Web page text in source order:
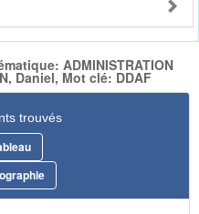
ADMINISTRATION
Daniel, Mot clé: DDAF
trouvés